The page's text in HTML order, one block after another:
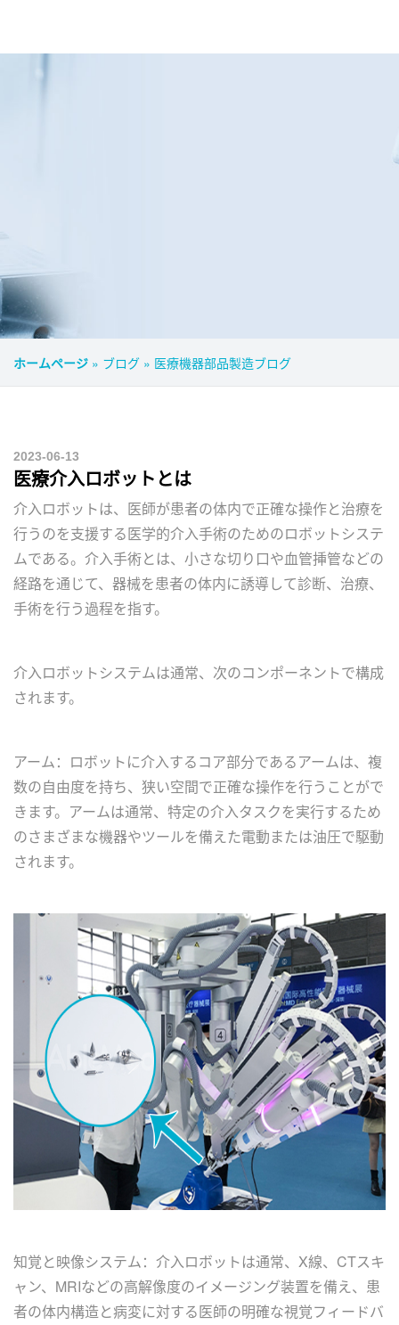
ホームページ » ブログ » 医療機器部品製造ブログ
2023-06-13
医療介入ロボットとは
介入ロボットは、医師が患者の体内で正確な操作と治療を
行うのを支援する医学的介入手術のためのロボットシステ
ムである。介入手術とは、小さな切り口や血管挿管などの
経路を通じて、器械を患者の体内に誘導して診断、治療、
手術を行う過程を指す。
介入ロボットシステムは通常、次のコンポーネントで構成
されます。
アーム：ロボットに介入するコア部分であるアームは、複
数の自由度を持ち、狭い空間で正確な操作を行うことがで
きます。アームは通常、特定の介入タスクを実行するため
のさまざまな機器やツールを備えた電動または油圧で駆動
されます。
知覚と映像システム：介入ロボットは通常、X線、CTスキ
ャン、MRIなどの高解像度のイメージング装置を備え、患
者の体内構造と病変に対する医師の明確な視覚フィードバ